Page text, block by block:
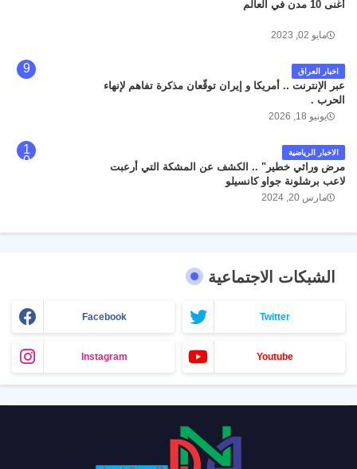
أغنى 10 مدن في العالم
مايو 02, 2023
اخبار العراق
عبر الإنترنت .. أمريكا و إيران توقّعان مذكرة تفاهم لإنهاء
الحرب .
يونيو 18, 2026
الاخبار الرياضية
مرض وراثي خطير" .. الكشف عن المشكة التي أرعبت
لاعب برشلونة جواو كانسيلو
مارس 20, 2024
الشبكات الاجتماعية
Facebook Twitter
Instagram Youtube